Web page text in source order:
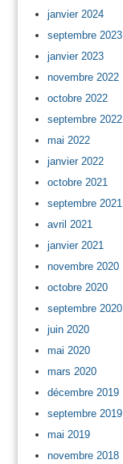
janvier 2024
septembre 2023
janvier 2023
novembre 2022
octobre 2022
septembre 2022
mai 2022
janvier 2022
octobre 2021
septembre 2021
avril 2021
janvier 2021
novembre 2020
octobre 2020
septembre 2020
juin 2020
mai 2020
mars 2020
décembre 2019
septembre 2019
mai 2019
novembre 2018